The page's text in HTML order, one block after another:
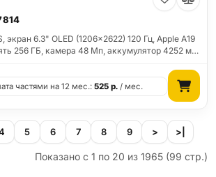
экран 6.3" OLED (1206x2622) 120 Гц, Apple A19
256 ГБ, камера 48 Мп, аккумулятор 4252 м…
частями на 12 мес.:525 р. / мес.
5 6 7 8 9 > >|
Показано с 1 по 20 из 1965 (99 стр.)